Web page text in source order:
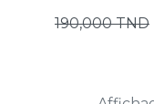
190,000 TND